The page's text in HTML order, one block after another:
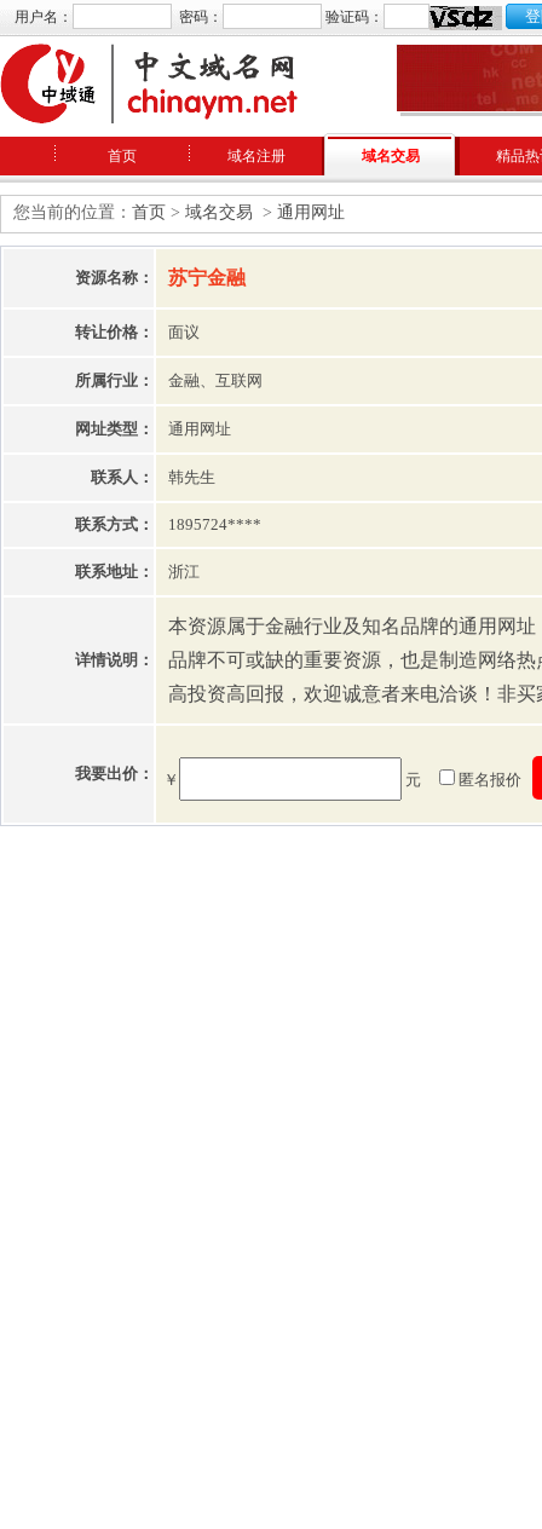
用户名： 密码： 验证码：
首页 域名注册 域名交易 精品
您当前的位置： 首页 > 域名交易 > 通用网址
资源名称： 苏宁金融
转让价格： 面议
所属行业： 金融、互联网
网址类型： 通用网址
联系人： 韩先生
联系方式： 1895724****
联系地址： 浙江
详情说明：
本资源属于金融行业及知名品牌的通用网
品牌不可或缺的重要资源，也是制造网络
高投资高回报，欢迎诚意者来电洽谈！非买
我要出价： ￥ 元 匿名报价